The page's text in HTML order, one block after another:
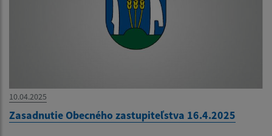
10.04.2025
Zasadnutie Obecného zastupiteľstva 16.4.2025